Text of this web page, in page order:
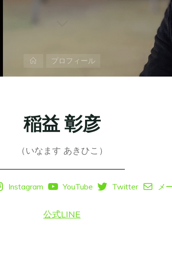
ム
プロフィール
稲益 彰彦
（いなます あきひこ）
Instagram YouTube Twitter メ
公式LINE